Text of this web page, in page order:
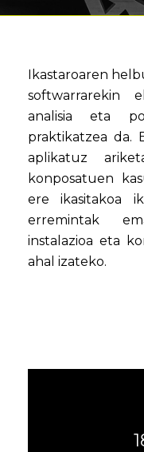
Ikastaroaren
softwarrarekin
analisia eta
praktikatzea da.
aplikatuz
konposatuen
ere ikasitakoa
erremintak
instalazioa eta
ahal izateko.